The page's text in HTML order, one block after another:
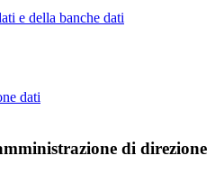
e della banche dati
dati
di direzione